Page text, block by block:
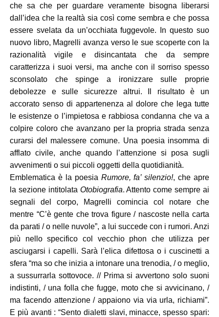
che sa che per guardare veramente bisogna liberarsi
dall’idea che la realtà sia così come sembra e che possa
essere svelata da un’occhiata fuggevole. In questo suo
nuovo libro, Magrelli avanza verso le sue scoperte con la
razionalità vigile e disincantata che da sempre
caratterizza i suoi versi, ma anche con il sorriso spesso
sconsolato che spinge a ironizzare sulle proprie
debolezze e sulle sicurezze altrui. Il risultato è un
accorato senso di appartenenza al dolore che lega tutte
le esistenze o l’impietosa e rabbiosa condanna che va a
colpire coloro che avanzano per la propria strada senza
curarsi del malessere comune. Una poesia insomma di
afflato civile, anche quando l’attenzione si posa sugli
avvenimenti o sui piccoli oggetti della quotidianità.
Emblematica è la poesia Rumore, fa’ silenzio!, che apre
la sezione intitolata Otobiografia. Attento come sempre ai
segnali del corpo, Magrelli comincia col notare che
mentre “C’è gente che trova figure / nascoste nella carta
da parati / o nelle nuvole”, a lui succede con i rumori. Anzi
più nello specifico col vecchio phon che utilizza per
asciugarsi i capelli. Sarà l’elica difettosa o i cuscinetti a
sfera “ma so che inizia a intonare una trenodia, / o meglio,
a sussurrarla sottovoce. // Prima si avvertono solo suoni
indistinti, / una folla che fugge, moto che si avvicinano, /
ma facendo attenzione / appaiono via via urla, richiami”.
E più avanti : “Sento dialetti slavi, minacce, spesso spari: